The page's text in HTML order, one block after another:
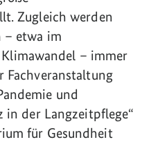
Zugleich werden
– etwa im
– immer
Fachveranstaltung
und
der Langzeitpflege“
für Gesundheit